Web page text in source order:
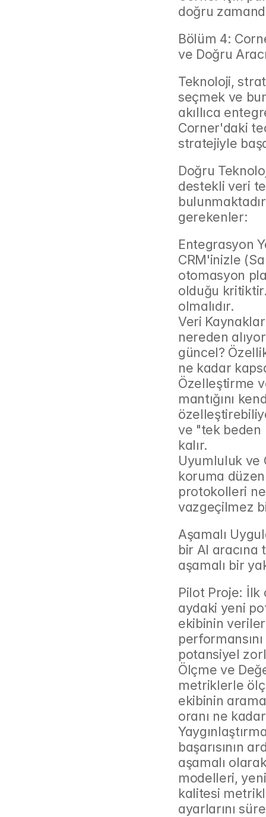
doğru
Bölüm 4:
ve Doğru
Teknoloji,
seçmek ve
akıllıca
Corner'daki
stratejiyle
Doğru
destekli veri
gerekenler:
Entegrasyon
CRM'inizle
otomasyon
olduğu
olmalıdır.
Veri
nereden
güncel?
ne kadar
Özelleştirme
mantığını
ve "tek
kalır.
Uyumluluk ve
koruma
protokolleri
vazgeçilmez
Aşamalı
bir AI
aşamalı bir
Pilot Proje: İlk
aydaki yeni
ekibinin
potansiyel
Ölçme ve
metriklerle
ekibinin
oranı ne
başarısının
aşamalı
modelleri,
kalitesi
ayarlarını